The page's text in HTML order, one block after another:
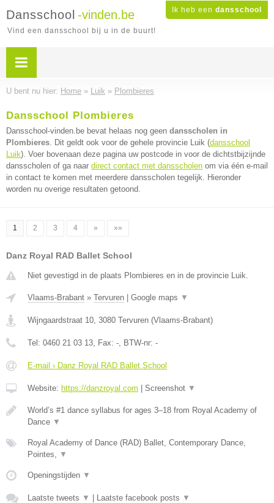
Ik heb een dansschool
Dansschool -vinden.be
Vind een dansschool bij u in de buurt!
U bent nu hier: Home » Luik » Plombieres
Dansschool Plombieres
Dansschool-vinden.be bevat helaas nog geen dansscholen in
Plombieres. Dit geldt ook voor de gehele provincie Luik (dansschool
Luik). Voer bovenaan deze pagina uw postcode in voor de dichtstbijzijnde
dansscholen of ga naar direct contact met dansscholen om via één e-mail
in contact te komen met meerdere dansscholen tegelijk. Hieronder
worden nu overige resultaten getoond.
1 2 3 4 » »»
Danz Royal RAD Ballet School
Niet gevestigd in de plaats Plombieres en in de provincie Luik.
Vlaams-Brabant » Tervuren Google maps ▼
Wijngaardstraat 10, 3080 Tervuren (Vlaams-Brabant)
Tel: 0460 21 03 13, Fax: -, BTW-nr: -
E-mail › Danz Royal RAD Ballet School
Website: https://danzroyal.com Screenshot ▼
World’s #1 dance syllabus for ages 3–18 from Royal Academy of
Dance ▼
Royal Academy of Dance (RAD) Ballet, Contemporary Dance,
Pointes, ▼
Openingstijden ▼
Laatste tweets ▼ Laatste facebook posts ▼